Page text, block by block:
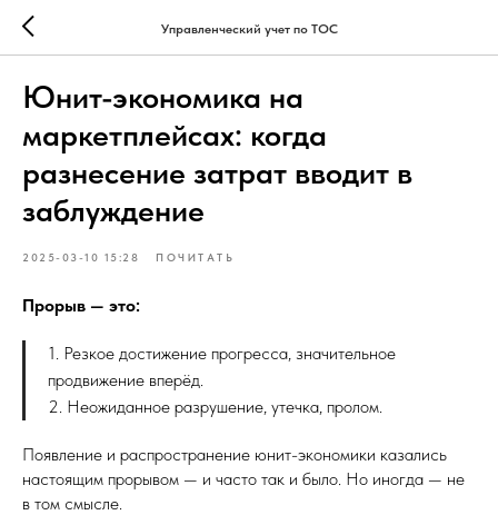
Управленческий учет по ТОС
Юнит-экономика на
маркетплейсах: когда
разнесение затрат вводит в
заблуждение
2025-03-10 15:28 ПОЧИТАТЬ
Прорыв — это:
1. Резкое достижение прогресса, значительное
продвижение вперёд.
2. Неожиданное разрушение, утечка, пролом.
Появление и распространение юнит-экономики казались
настоящим прорывом — и часто так и было. Но иногда — не
в том смысле.